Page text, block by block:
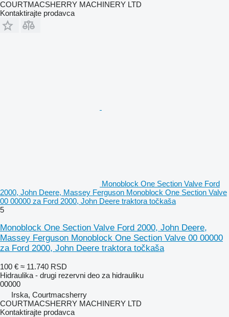
COURTMACSHERRY MACHINERY LTD
Kontaktirajte prodavca
Monoblock One Section Valve Ford
2000, John Deere, Massey Ferguson Monoblock One Section Valve
00 00000 za Ford 2000, John Deere traktora točkaša
5
Monoblock One Section Valve Ford 2000, John Deere,
Massey Ferguson Monoblock One Section Valve 00 00000
za Ford 2000, John Deere traktora točkaša
100 € ≈ 11.740 RSD
Hidraulika - drugi rezervni deo za hidrauliku
00000
Irska, Courtmacsherry
COURTMACSHERRY MACHINERY LTD
Kontaktirajte prodavca